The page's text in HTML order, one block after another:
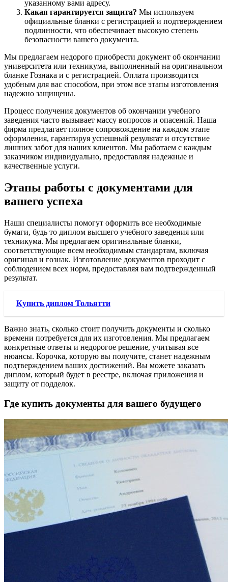
указанному вами адресу.
Какая гарантируется защита? Мы используем
официальные бланки с регистрацией и подтверждением
подлинности, что обеспечивает высокую степень
безопасности вашего документа.
Мы предлагаем недорого приобрести документ об окончании
университета или техникума, выполненный на оригинальном
бланке Гознака и с регистрацией. Оплата производится
удобным для вас способом, при этом все этапы изготовления
надежно защищены.
Процесс получения документов об окончании учебного
заведения часто вызывает массу вопросов и опасений. Наша
фирма предлагает полное сопровождение на каждом этапе
оформления, гарантируя успешный результат и отсутствие
лишних забот для наших клиентов. Мы работаем с каждым
заказчиком индивидуально, предоставляя надежные и
качественные услуги.
Этапы работы с документами для
вашего успеха
Наши специалисты помогут оформить все необходимые
бумаги, будь то диплом высшего учебного заведения или
техникума. Мы предлагаем оригинальные бланки,
соответствующие всем необходимым стандартам, включая
оригинал и гознак. Изготовление документов проходит с
соблюдением всех норм, предоставляя вам подтвержденный
результат.
Купить диплом Тольятти
Важно знать, сколько стоит получить документы и сколько
времени потребуется для их изготовления. Мы предлагаем
конкретные ответы и недорогое решение, учитывая все
нюансы. Корочка, которую вы получите, станет надежным
подтверждением ваших достижений. Вы можете заказать
диплом, который будет в реестре, включая приложения и
защиту от подделок.
Где купить документы для вашего будущего